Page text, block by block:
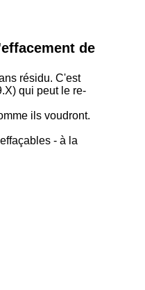
de
résidu. C'est
qui peut le re-
ils voudront.
- à la